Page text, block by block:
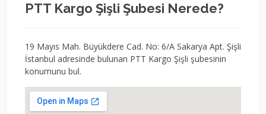
PTT Kargo Şişli Şubesi Nerede?
19 Mayıs Mah. Büyükdere Cad. No: 6/A Sakarya Apt. Şişli
İstanbul adresinde bulunan PTT Kargo Şişli şubesinin
konumunu bul.